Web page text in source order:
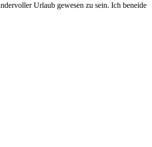
Urlaub gewesen zu sein. Ich beneide